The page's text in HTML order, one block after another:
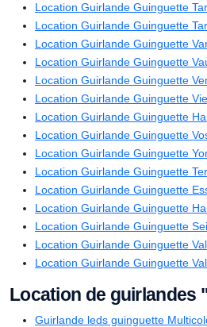
Location Guirlande Guinguette
Location Guirlande Guinguette
Location Guirlande Guinguette
Location Guirlande Guinguette
Location Guirlande Guinguette
Location Guirlande Guinguette
Location Guirlande Guinguette
Location Guirlande Guinguette
Location Guirlande Guinguette
Location Guirlande Guinguette
Location Guirlande Guinguette
Location Guirlande Guinguette
Location Guirlande Guinguette
Location Guirlande Guinguette
Location Guirlande Guinguette
Location de guirlandes
Guirlande leds guinguette